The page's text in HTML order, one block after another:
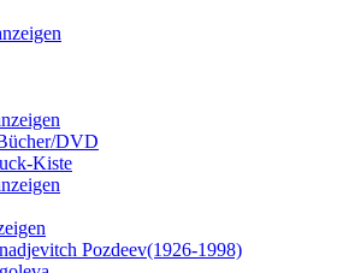
DVD
Kiste
Pozdeev(1926-1998)